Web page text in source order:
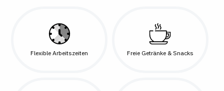
Flexible Arbeitszeiten Freie Getränke & Snacks